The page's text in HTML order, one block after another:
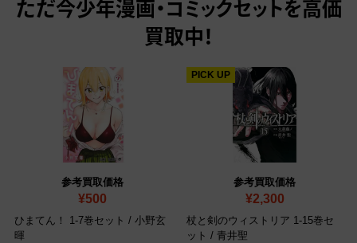
ただ今少年漫画・コミックセットを高価
買取中！
参考買取価格
¥500
ひまてん！ 1-7巻セット / 小野玄
暉
参考買取価格
¥2,300
PICK UP
杖と剣のウィストリア 1-15巻セ
ット / 青井聖